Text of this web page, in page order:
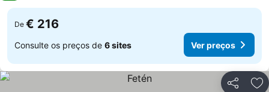
De € 216
Consulte os preços de 6 sites Ver preços
Partilhar